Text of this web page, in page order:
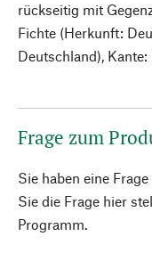
rückseitig mit
Fichte (Herkunft:
Deutschland),
Frage zum
Sie haben eine
Sie die Frage hier
Programm.